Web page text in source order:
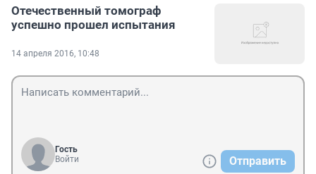
Отечественный томограф
успешно прошел испытания
14 апреля 2016, 10:48
Гость
Войти
Отправить